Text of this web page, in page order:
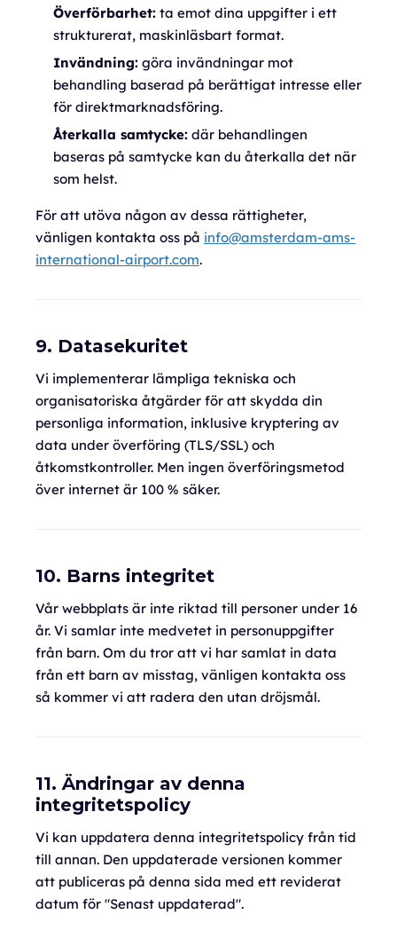
Överförbarhet: ta emot dina uppgifter i ett
strukturerat, maskinläsbart format.
Invändning: göra invändningar mot
behandling baserad på berättigat intresse eller
för direktmarknadsföring.
Återkalla samtycke: där behandlingen
baseras på samtycke kan du återkalla det när
som helst.
För att utöva någon av dessa rättigheter,
vänligen kontakta oss på info@amsterdam-ams-
international-airport.com.
9. Datasekuritet
Vi implementerar lämpliga tekniska och
organisatoriska åtgärder för att skydda din
personliga information, inklusive kryptering av
data under överföring (TLS/SSL) och
åtkomstkontroller. Men ingen överföringsmetod
över internet är 100 % säker.
10. Barns integritet
Vår webbplats är inte riktad till personer under 16
år. Vi samlar inte medvetet in personuppgifter
från barn. Om du tror att vi har samlat in data
från ett barn av misstag, vänligen kontakta oss
så kommer vi att radera den utan dröjsmål.
11. Ändringar av denna
integritetspolicy
Vi kan uppdatera denna integritetspolicy från tid
till annan. Den uppdaterade versionen kommer
att publiceras på denna sida med ett reviderat
datum för "Senast uppdaterad".